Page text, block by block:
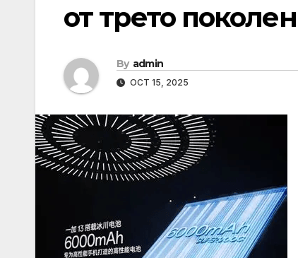
от трето
By admin
OCT 15, 2025